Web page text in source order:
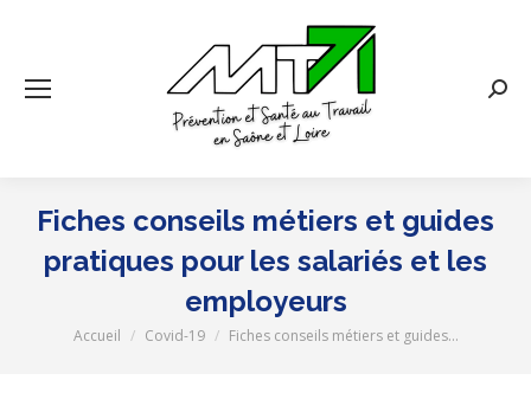
Fiches conseils métiers et guides
pratiques pour les salariés et les
employeurs
Vous êtes ici :
Accueil Covid-19 Fiches conseils métiers et guides…